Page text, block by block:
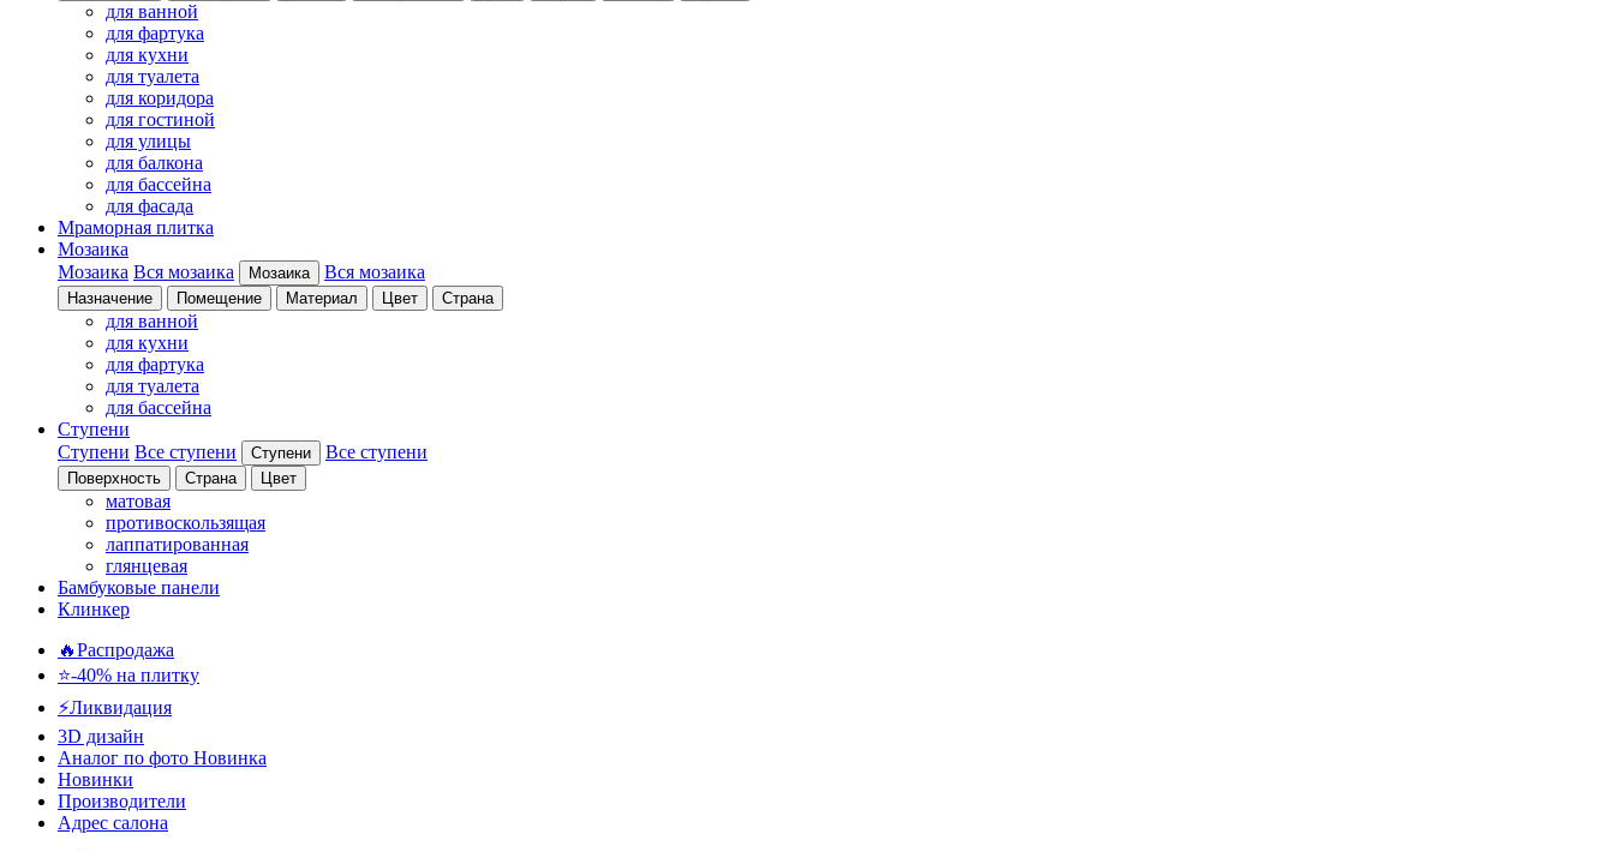
для ванной
для фартука
для кухни
для туалета
для коридора
для гостиной
для улицы
для балкона
для бассейна
для фасада
Мраморная плитка
Мозаика
Мозаика Вся мозаика Мозаика Вся мозаика
Назначение Помещение Материал Цвет Страна
для ванной
для кухни
для фартука
для туалета
для бассейна
Ступени
Ступени Все ступени Ступени Все ступени
Поверхность Страна Цвет
матовая
противоскользящая
лаппатированная
глянцевая
Бамбуковые панели
Клинкер
🔥Распродажа
⭐-40% на плитку
⚡️Ликвидация
3D дизайн
Аналог по фото Новинка
Новинки
Производители
Адрес салона